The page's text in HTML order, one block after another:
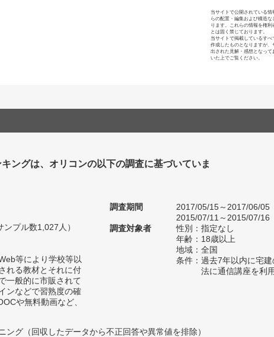
当サイトで公開されている
らの配置・編集および構造
ります。これらの情報を権
とは固く禁じております。
当サイトで掲載しているす
作成したものとなりますが
出された見解・感想となっ
いた上でご覧ください。
ングは、オリコンの以下の調査に基づいていま
プル数1,027人）
等により学校等以
れる教材とそれに付
一般的に市販されて
ンなどで習熟度の確
や無料動画など、
調査期間
2017/05/15～2017/06/05
2015/07/11～2015/07/16
調査対象者
性別：指定なし
年齢：18歳以上
地域：全国
条件：過去7年以内に宅
法に通信講座を利
グ（回収したデータから不正回答や異常値を排除）